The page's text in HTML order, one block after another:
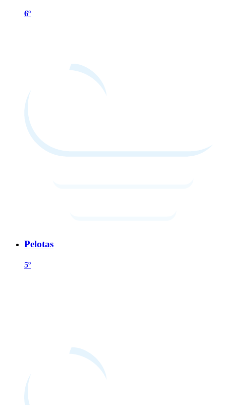
6º
Pelotas
5º